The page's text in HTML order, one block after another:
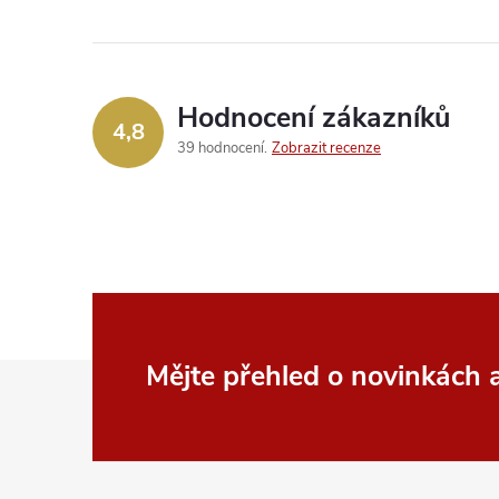
4,8 Hodnocení zákazníků
39 hodnocení Zobrazit recenze
Mějte přehled o novinkách